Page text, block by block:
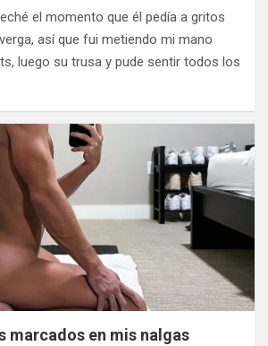
el momento que él pedía a gritos
así que fui metiendo mi mano
luego su trusa y pude sentir todos los
marcados en mis nalgas